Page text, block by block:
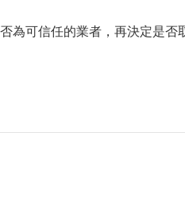
為可信任的業者，再決定是否